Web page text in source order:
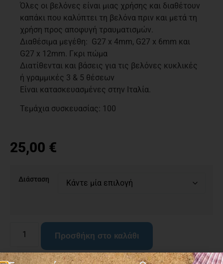
Όλες οι βελόνες είναι μιας χρήσης και διαθέτουν
καπάκι που καλύπτει τη βελόνα πριν και μετά τη
χρήση προς αποφυγή τραυματισμών.
Διαθέσιμα μεγέθη: G27 x 4mm, G27 x 6mm και
G27 x 12mm. Γκρι πώμα
Διατίθενται και βάσεις για τις βελόνες κυκλικές
ή γραμμικές 3 & 5 θέσεων
Είναι κατασκευασμένες στην Ιταλία.
Τεμάχια συσκευασίας: 100
25,00 €
Διάσταση
Προσθήκη στο καλάθι